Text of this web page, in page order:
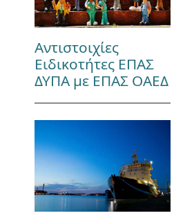
Αντιστοιχίες
Ειδικοτήτες ΕΠΑΣ
ΔΥΠΑ με ΕΠΑΣ ΟΑΕΔ